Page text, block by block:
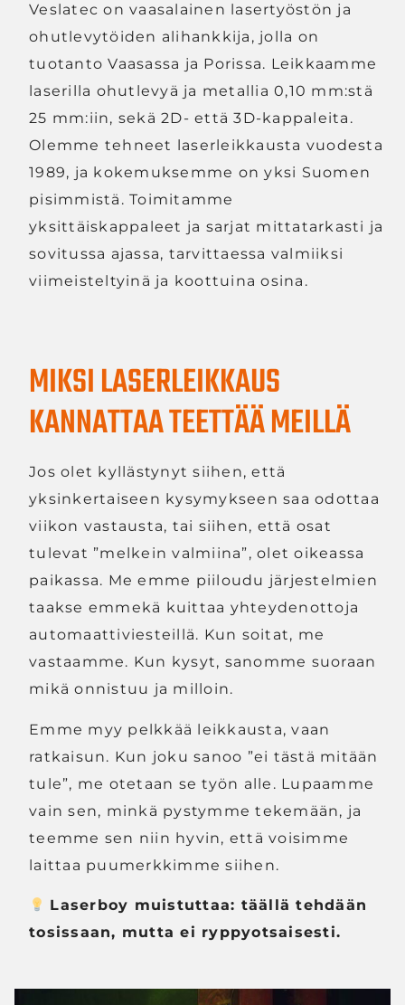
Veslatec on vaasalainen lasertyöstön ja
ohutlevytöiden alihankkija, jolla on
tuotanto Vaasassa ja Porissa. Leikkaamme
laserilla ohutlevyä ja metallia 0,10 mm:stä
25 mm:iin, sekä 2D- että 3D-kappaleita.
Olemme tehneet laserleikkausta vuodesta
1989, ja kokemuksemme on yksi Suomen
pisimmistä. Toimitamme
yksittäiskappaleet ja sarjat mittatarkasti ja
sovitussa ajassa, tarvittaessa valmiiksi
viimeisteltyinä ja koottuina osina.
MIKSI LASERLEIKKAUS
KANNATTAA TEETTÄÄ MEILLÄ
Jos olet kyllästynyt siihen, että
yksinkertaiseen kysymykseen saa odottaa
viikon vastausta, tai siihen, että osat
tulevat ”melkein valmiina”, olet oikeassa
paikassa. Me emme piiloudu järjestelmien
taakse emmekä kuittaa yhteydenottoja
automaattiviesteillä. Kun soitat, me
vastaamme. Kun kysyt, sanomme suoraan
mikä onnistuu ja milloin.
Emme myy pelkkää leikkausta, vaan
ratkaisun. Kun joku sanoo ”ei tästä mitään
tule”, me otetaan se työn alle. Lupaamme
vain sen, minkä pystymme tekemään, ja
teemme sen niin hyvin, että voisimme
laittaa puumerkkimme siihen.
Laserboy muistuttaa: täällä tehdään
tosissaan, mutta ei ryppyotsaisesti.